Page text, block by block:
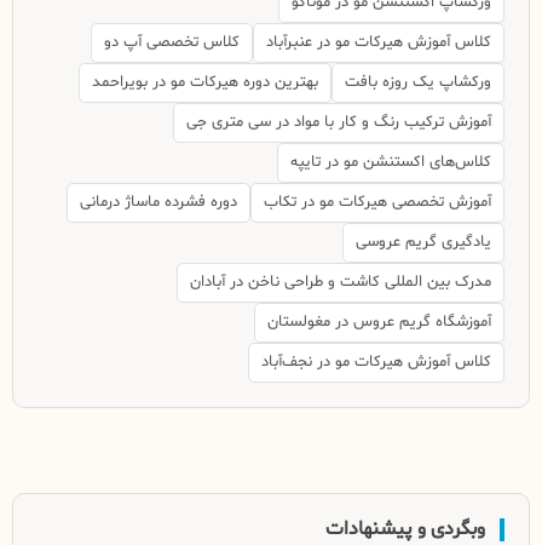
کلاس آموزش هیرکات مو در عنبرآباد
کلاس تخصصی آپ دو
ورکشاپ یک روزه بافت
بهترین دوره هیرکات مو در بویراحمد
آموزش ترکیب رنگ و کار با مواد در سی متری جی
کلاس‌های اکستنشن مو در تایپه
آموزش تخصصی هیرکات مو در تکاب
دوره فشرده ماساژ درمانی
یادگیری گریم عروسی
مدرک بین المللی کاشت و طراحی ناخن در آبادان
آموزشگاه گریم عروس در مغولستان
کلاس آموزش هیرکات مو در نجف‌آباد
وبگردی و پیشنهادات